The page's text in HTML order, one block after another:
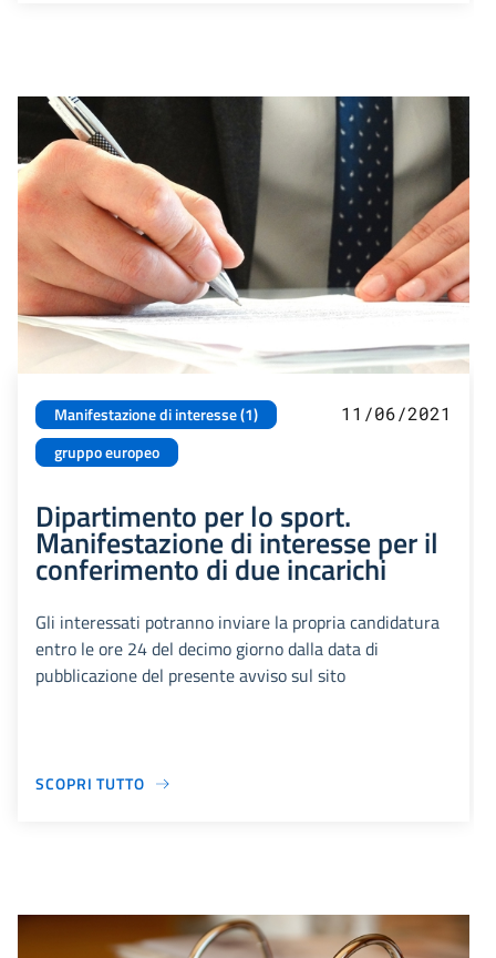
Manifestazione di interesse (1)
gruppo europeo
11/06/2021
Dipartimento per lo sport.
Manifestazione di interesse per il
conferimento di due incarichi
Gli interessati potranno inviare la propria candidatura
entro le ore 24 del decimo giorno dalla data di
pubblicazione del presente avviso sul sito
SCOPRI TUTTO